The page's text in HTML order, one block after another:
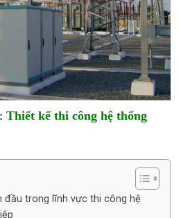
Thiết kế thi công hệ thống
đầu trong lĩnh vực thi công hệ